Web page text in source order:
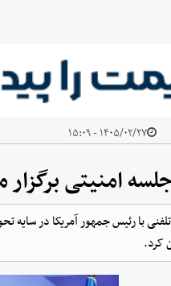
۱۴۰۵/۰۲/۲۷ - ۱۵:۰۹
امنیتی
با رئیس جمهور آمریکا در
کرد.